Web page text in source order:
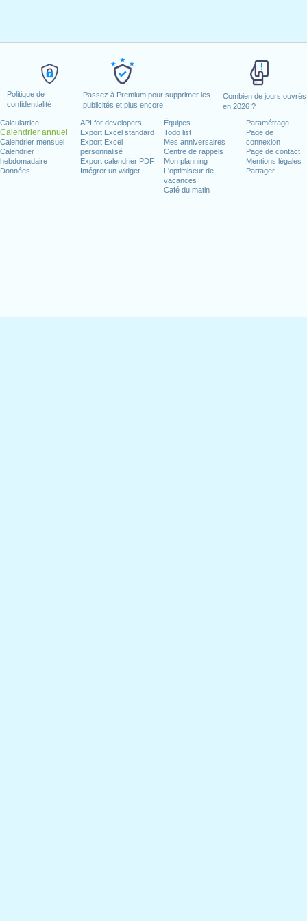
Politique de
confidentialité
Passez à Premium pour supprimer les
publicités et plus encore
Combien de jours ouvrés
en 2026 ?
Calculatrice
Calendrier annuel
Calendrier mensuel
Calendrier
hebdomadaire
Données
API for developers
Export Excel standard
Export Excel
personnalisé
Export calendrier PDF
Intégrer un widget
Équipes
Todo list
Mes anniversaires
Centre de rappels
Mon planning
L'optimiseur de
vacances
Café du matin
Paramétrage
Page de
connexion
Page de contact
Mentions légales
Partager